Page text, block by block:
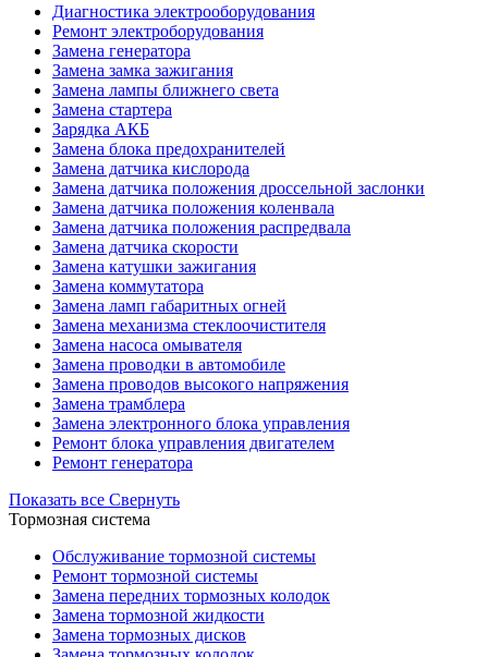
Диагностика электрооборудования
Ремонт электроборудования
Замена генератора
Замена замка зажигания
Замена лампы ближнего света
Замена стартера
Зарядка АКБ
Замена блока предохранителей
Замена датчика кислорода
Замена датчика положения дроссельной заслонки
Замена датчика положения коленвала
Замена датчика положения распредвала
Замена датчика скорости
Замена катушки зажигания
Замена коммутатора
Замена ламп габаритных огней
Замена механизма стеклоочистителя
Замена насоса омывателя
Замена проводки в автомобиле
Замена проводов высокого напряжения
Замена трамблера
Замена электронного блока управления
Ремонт блока управления двигателем
Ремонт генератора
Показать все Свернуть
Тормозная система
Обслуживание тормозной системы
Ремонт тормозной системы
Замена передних тормозных колодок
Замена тормозной жидкости
Замена тормозных дисков